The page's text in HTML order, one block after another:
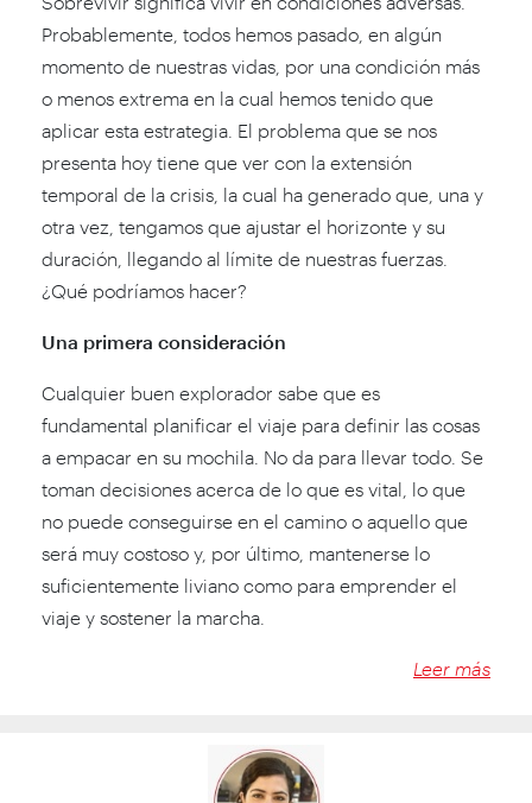
Probablemente, todos hemos pasado, en algún
momento de nuestras vidas, por una condición más
o menos extrema en la cual hemos tenido que
aplicar esta estrategia. El problema que se nos
presenta hoy tiene que ver con la extensión
temporal de la crisis, la cual ha generado que, una y
otra vez, tengamos que ajustar el horizonte y su
duración, llegando al límite de nuestras fuerzas.
¿Qué podríamos hacer?
Una primera consideración
Cualquier buen explorador sabe que es
fundamental planificar el viaje para definir las cosas
a empacar en su mochila. No da para llevar todo. Se
toman decisiones acerca de lo que es vital, lo que
no puede conseguirse en el camino o aquello que
será muy costoso y, por último, mantenerse lo
suficientemente liviano como para emprender el
viaje y sostener la marcha.
Leer más